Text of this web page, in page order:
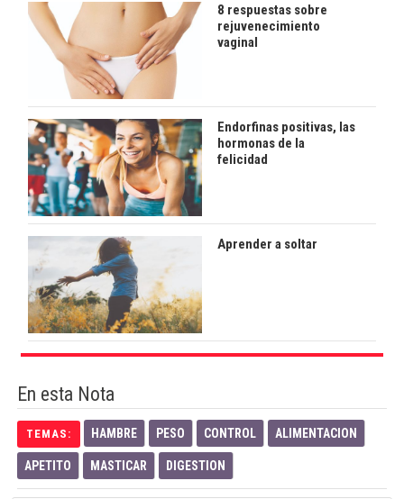
8 respuestas sobre
rejuvenecimiento
vaginal
Endorfinas positivas, las
hormonas de la
felicidad
Aprender a soltar
En esta Nota
TEMAS: HAMBRE PESO CONTROL ALIMENTACION
APETITO MASTICAR DIGESTION